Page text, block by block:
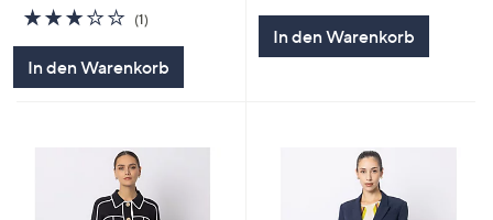
3.0
von
(1)1
In den Warenkorb
In den Warenkorb